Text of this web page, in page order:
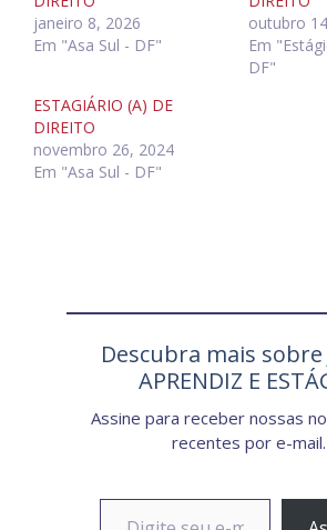
janeiro 8, 2026
Em "Asa Sul - DF"
outubro
Em
DF"
ESTAGIÁRIO (A) DE
DIREITO
novembro 26, 2024
Em "Asa Sul - DF"
Descubra mais sobre
APRENDIZ E
Assine para receber nossas
recentes por e-mail.
Digite seu e-mail…